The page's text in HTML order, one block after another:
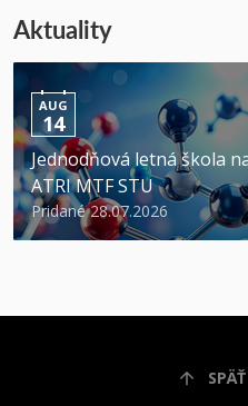
Aktuality
AUG
14
Jednodňová letná škola
ATRI MTF STU
Pridané 28.07.2026